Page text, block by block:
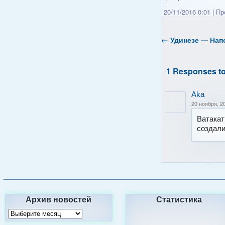
20/11/2016 0:01 |
← Удинезе —
1 Responses
Aka
20 ноября,
Архив новостей Статистика